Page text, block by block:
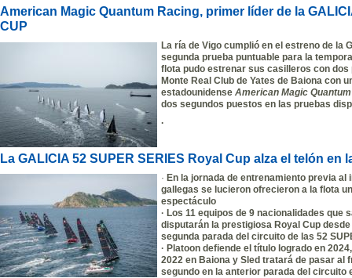
American Magic Quantum Racing, primer líder de la
CUP
La ría de Vigo cumplió en el estreno de la
segunda prueba puntuable para la
flota pudo estrenar sus casilleros con
Monte Real Club de Yates de Baiona con
estadounidense American Magic
dos segundos puestos en las pruebas
.
La GALICIA 52 SUPER SERIES Royal Cup alza el telón en
· En la jornada de entrenamiento previa
gallegas se lucieron ofrecieron a la flota
espectáculo
· Los 11 equipos de 9 nacionalidades que
disputarán la prestigiosa Royal Cup
segunda parada del circuito de las 52
· Platoon defiende el título logrado en
2022 en Baiona y Sled tratará de pasar al
segundo en la anterior parada del circuito